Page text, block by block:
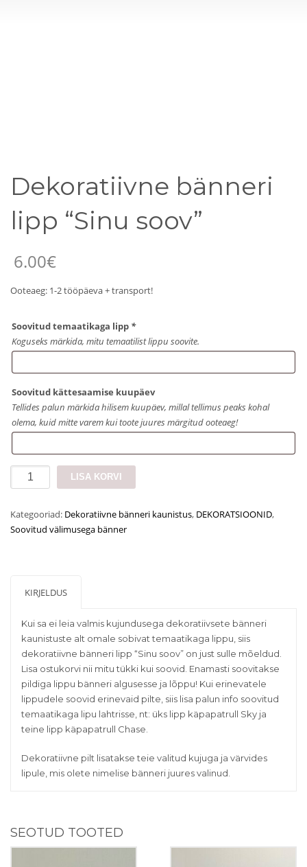
Dekoratiivne bänneri
lipp “Sinu soov”
6.00€
Ooteaeg: 1-2 tööpäeva + transport!
Soovitud temaatikaga lipp *
Koguseks märkida, mitu temaatilist lippu soovite.
Soovitud kättesaamise kuupäev
Tellides palun märkida hilisem kuupäev, millal tellimus peaks kohal
olema, kuid mitte varem kui toote juures märgitud ooteaeg!
Dekoratiivne
bänneri
“Sinu
soov”
LISA KORVI
Kategooriad: Dekoratiivne bänneri kaunistus, DEKORATSIOONID,
Soovitud välimusega bänner
KIRJELDUS
Kui sa ei leia valmis kujundusega dekoratiivsete bänneri
kaunistuste alt omale sobivat temaatikaga lippu, siis
dekoratiivne bänneri lipp “Sinu soov” on just sulle mõeldud.
Lisa ostukorvi nii mitu tükki kui soovid. Enamasti soovitakse
pildiga lippu bänneri algusesse ja lõppu! Kui erinevatele
lippudele soovid erinevaid pilte, siis lisa palun info soovitud
temaatikaga lipu lahtrisse, nt: üks lipp käpapatrull Sky ja
teine lipp käpapatrull Chase.
Dekoratiivne pilt lisatakse teie valitud kujuga ja värvides
lipule, mis olete nimelise bänneri juures valinud.
SEOTUD TOOTED